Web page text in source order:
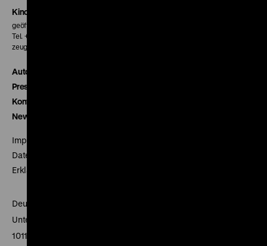
Kinokasse
geöffnet 30 Minuten vor Beginn der ersten Vorstellung
Tel. + 49 30 20304-770
zeughauskino@dhm.de
Autor*innen
Presse
Kontakt
Newsletter
Impressum
Datenschutz
Erklärung digitale Barrierefreiheit
Deutsches Historisches Museum
Unter den Linden 2
10117 Berlin